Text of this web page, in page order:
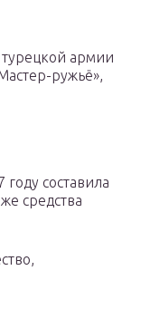
армии
ружьё»,
составила
средства